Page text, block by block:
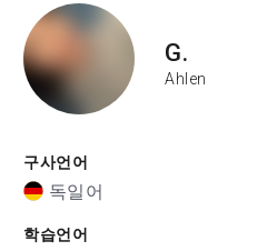
G.
Ahlen
구사언어
독일어
학습언어